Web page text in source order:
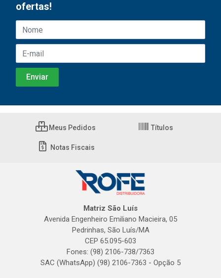
ofertas!
Meus Pedidos Títulos
Notas Fiscais
Matriz São Luís
Avenida Engenheiro Emiliano Macieira, 05
Pedrinhas, São Luís/MA
CEP 65.095-603
Fones: (98) 2106-738/7363
SAC (WhatsApp) (98) 2106-7363 - Opção 5